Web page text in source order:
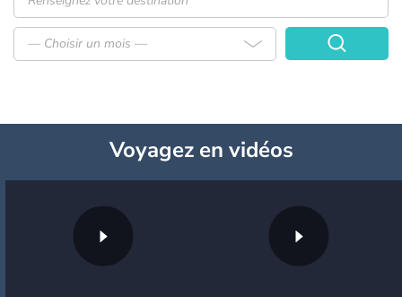
— Choisir un mois —
Voyagezen vidéos